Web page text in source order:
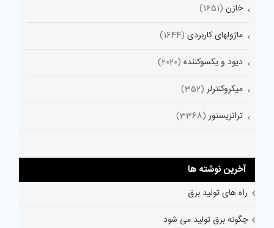
خازن (1651)
ماژولهای کاربردی (1644)
دیود و یکسوکننده (2020)
میکروکنترلر (352)
ترانزیستور (3368)
آخرین نوشته ها
راه های تولید برق
چگونه برق تولید می شود